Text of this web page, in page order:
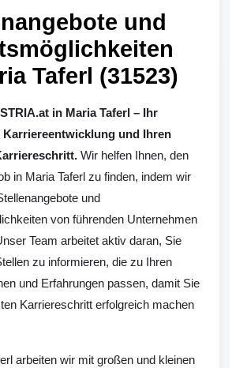
und
Taferl (31523)
in Maria Taferl – Ihr
Karriereentwicklung und Ihren
Wir helfen Ihnen, den
in Maria Taferl zu finden, indem wir
und
von führenden Unternehmen
Team arbeitet aktiv daran, Sie
zu informieren, die zu Ihren
und Erfahrungen passen, damit Sie
Karriereschritt erfolgreich machen
arbeiten wir mit großen und kleinen